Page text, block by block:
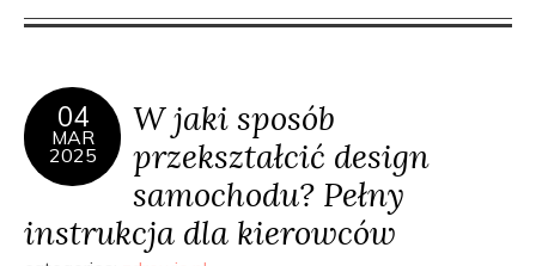
04
MAR
2025
W jaki sposób
przekształcić design
samochodu? Pełny
instrukcja dla kierowców